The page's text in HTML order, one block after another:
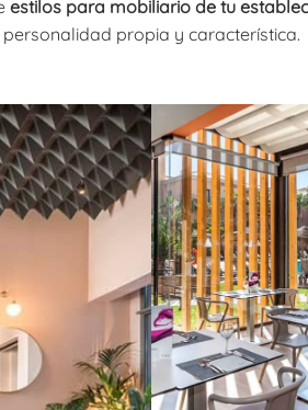
estilos para mobiliario de tu
propia y característica.